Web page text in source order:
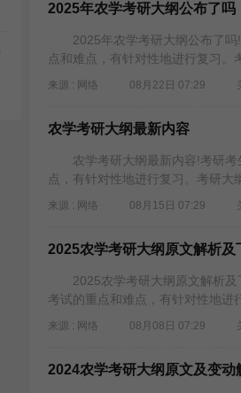
2025年农学考研大纲公布了吗
2025年农学考研大纲公布了吗!
点和难点，有针对性地进行复习
来源 : 网络 08月22日 07:29
农学考研大纲最新内容
农学考研大纲最新内容!考研考
点，有针对性地进行复习。考研
来源 : 网络 08月15日 07:29
2025农学考研大纲原文解析及
2025农学考研大纲原文解析及
考试的重点和难点，有针对性地
来源 : 网络 08月08日 07:29
2024农学考研大纲原文及变动